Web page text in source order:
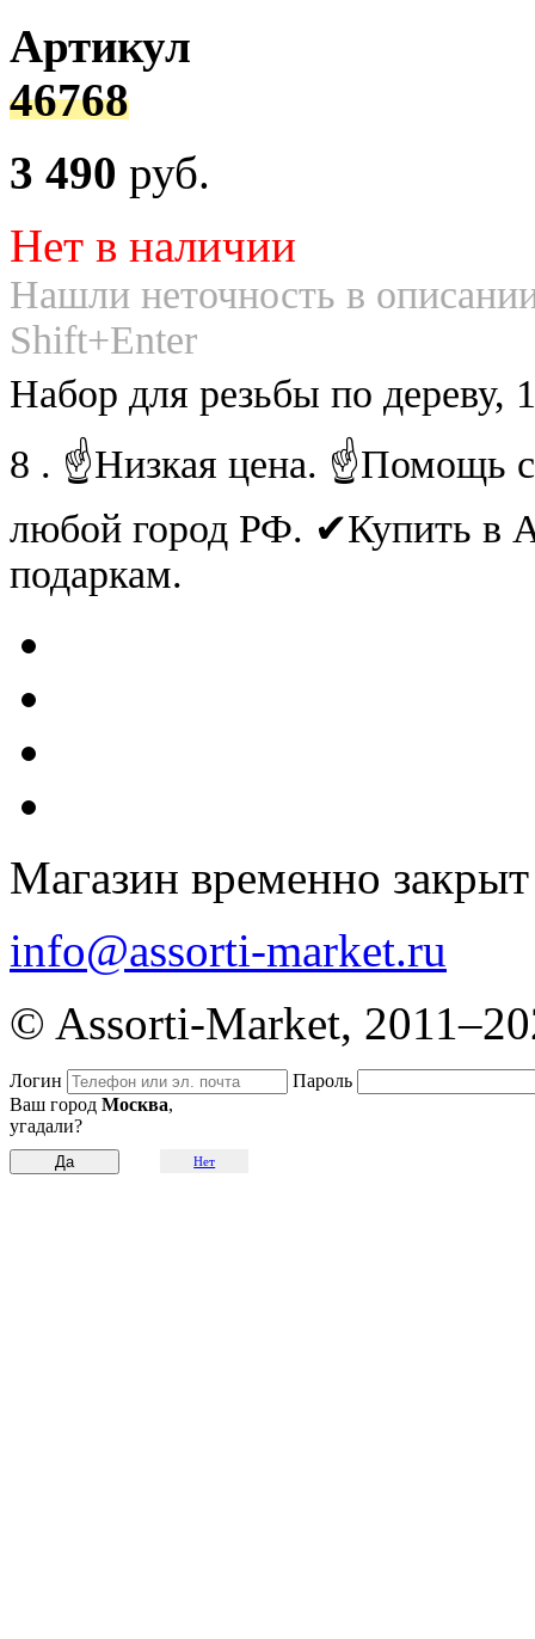
Артикул
46768
3 490 руб.
Нет в наличии
Нашли неточность в
Shift+Enter
Набор для резьбы по
8 . ☝Низкая цена. ☝Помощь с
любой город РФ. ✔Купить
подаркам.
Магазин временно закрыт
info@assorti-market.ru
© Assorti-Market,
Логин
Пароль
Ваш город Москва,
угадали?
Нет